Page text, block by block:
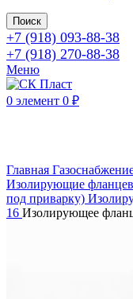
Поиск
+7 (918) 093-88-38
+7 (918) 270-88-38
Меню
0 элемент 0 ₽
Главная
Изолирующие
под приварку)
16 Изолирующее